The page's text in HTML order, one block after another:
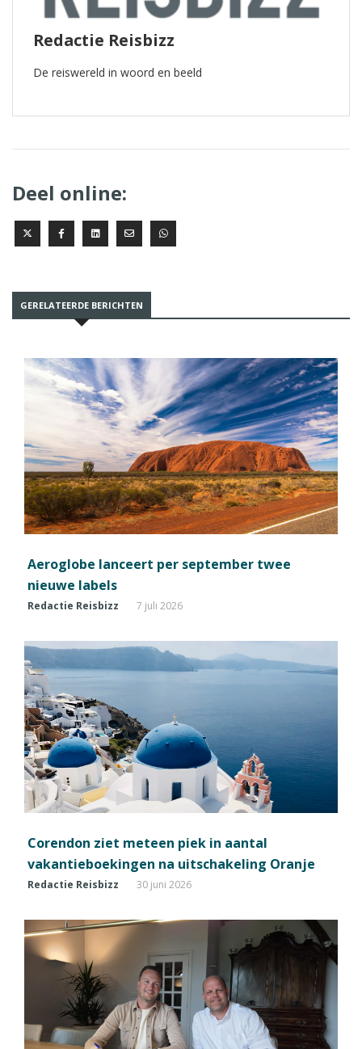
Redactie Reisbizz
De reiswereld in woord en beeld
Deel online:
GERELATEERDE BERICHTEN
Aeroglobe lanceert per september twee
nieuwe labels
Redactie Reisbizz 7 juli 2026
Corendon ziet meteen piek in aantal
vakantieboekingen na uitschakeling Oranje
Redactie Reisbizz 30 juni 2026